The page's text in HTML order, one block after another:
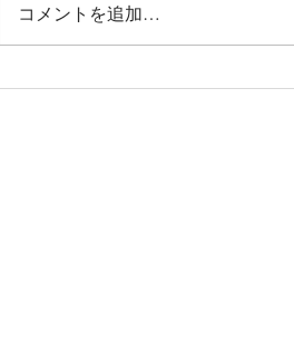
烏丸御池個室美容院＊ツート
コメントを追加…